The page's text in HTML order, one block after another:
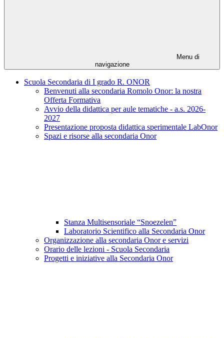
Menu di
navigazione
Scuola Secondaria di I grado R. ONOR
Benvenuti alla secondaria Romolo Onor: la nostra
Offerta Formativa
Avvio della didattica per aule tematiche - a.s. 2026-
2027
Presentazione proposta didattica sperimentale LabOnor
Spazi e risorse alla secondaria Onor
Stanza Multisensoriale “Snoezelen”
Laboratorio Scientifico alla Secondaria Onor
Organizzazione alla secondaria Onor e servizi
Orario delle lezioni - Scuola Secondaria
Progetti e iniziative alla Secondaria Onor